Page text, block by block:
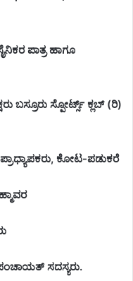
ಪಾತ್ರ ಹಾಗೂ
ಬಸ್ರೂರು ಸ್ಪೋರ್ಟ್ಸ್ ಕ್ಲಬ್ (ರಿ)
ಕೋಟ-ಪಡುಕರೆ
ಪಂಚಾಯತ್ ಸದಸ್ಯರು.